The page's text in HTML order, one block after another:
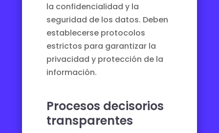
la confidencialidad y la
seguridad de los datos. Deben
establecerse protocolos
estrictos para garantizar la
privacidad y protección de la
información.
Procesos decisorios
transparentes